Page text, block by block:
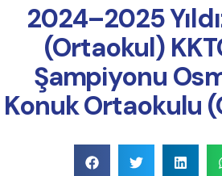
2024–2025
(Ortaokul)
Şampiyonu
Konuk Ortaokulu